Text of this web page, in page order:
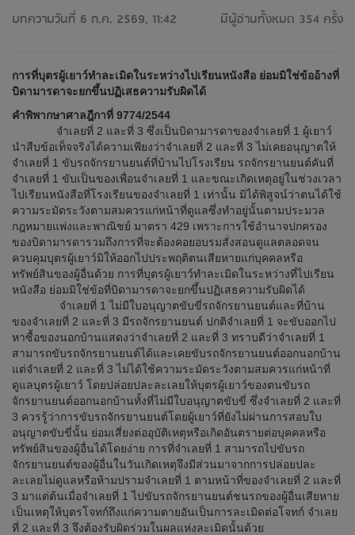
บทความวันที่ 6 ก.ค. 2569, 11:42
มีผู้อ่านทั้งหมด 354 ครั้ง
การที่บุตรผู้เยาว์ทำละเมิดในระหว่างไปเรียนหนังสือ ย่อมมิใช่ข้ออ้างที่
บิดามารดาจะยกขึ้นปฏิเสธความรับผิดได้
คำพิพากษาศาลฎีกาที่ 9774/2544
จำเลยที่ 2 และที่ 3 ซึ่งเป็นบิดามารดาของจำเลยที่ 1 ผู้เยาว์
นำสืบข้อเท็จจริงได้ความเพียงว่าจำเลยที่ 2 และที่ 3 ไม่เคยอนุญาตให้
จำเลยที่ 1 ขับรถจักรยานยนต์ที่บ้านไปโรงเรียน รถจักรยานยนต์คันที่
จำเลยที่ 1 ขับเป็นของเพื่อนจำเลยที่ 1 และขณะเกิดเหตุอยู่ในช่วงเวลา
ไปเรียนหนังสือที่โรงเรียนของจำเลยที่ 1 เท่านั้น มิได้พิสูจน์ว่าตนได้ใช้
ความระมัดระวังตามสมควรแก่หน้าที่ดูแลซึ่งทำอยู่นั้นตามประมวล
กฎหมายแพ่งและพาณิชย์ มาตรา 429 เพราะการใช้อำนาจปกครอง
ของบิดามารดารวมถึงการที่จะต้องคอยอบรมสั่งสอนดูแลตลอดจน
ควบคุมบุตรผู้เยาว์มิให้ออกไปประพฤติตนเสียหายแก่บุคคลหรือ
ทรัพย์สินของผู้อื่นด้วย การที่บุตรผู้เยาว์ทำละเมิดในระหว่างที่ไปเรียน
หนังสือ ย่อมมิใช่ข้อที่บิดามารดาจะยกขึ้นปฏิเสธความรับผิดได้
จำเลยที่ 1 ไม่มีใบอนุญาตขับขี่รถจักรยานยนต์และที่บ้าน
ของจำเลยที่ 2 และที่ 3 มีรถจักรยานยนต์ ปกติจำเลยที่ 1 จะขับออกไป
หาซื้อของนอกบ้านแสดงว่าจำเลยที่ 2 และที่ 3 ทราบดีว่าจำเลยที่ 1
สามารถขับรถจักรยานยนต์ได้และเคยขับรถจักรยานยนต์ออกนอกบ้าน
แต่จำเลยที่ 2 และที่ 3 ไม่ได้ใช้ความระมัดระวังตามสมควรแก่หน้าที่
ดูแลบุตรผู้เยาว์ โดยปล่อยปละละเลยให้บุตรผู้เยาว์ของตนขับรถ
จักรยานยนต์ออกนอกบ้านทั้งที่ไม่มีใบอนุญาตขับขี่ ซึ่งจำเลยที่ 2 และที่
3 ควรรู้ว่าการขับรถจักรยานยนต์โดยผู้เยาว์ที่ยังไม่ผ่านการสอบใบ
อนุญาตขับขี่นั้น ย่อมเสี่ยงต่ออุบัติเหตุหรือเกิดอันตรายต่อบุคคลหรือ
ทรัพย์สินของผู้อื่นได้โดยง่าย การที่จำเลยที่ 1 สามารถไปขับรถ
จักรยานยนต์ของผู้อื่นในวันเกิดเหตุจึงมีส่วนมาจากการปล่อยปละ
ละเลยไม่ดูแลหรือห้ามปรามจำเลยที่ 1 ตามหน้าที่ของจำเลยที่ 2 และที่
3 มาแต่ต้นเมื่อจำเลยที่ 1 ไปขับรถจักรยานยนต์ชนรถของผู้อื่นเสียหาย
เป็นเหตุให้บุตรโจทก์ถึงแก่ความตายอันเป็นการละเมิดต่อโจทก์ จำเลย
ที่ 2 และที่ 3 จึงต้องรับผิดร่วมในผลแห่งละเมิดนั้นด้วย